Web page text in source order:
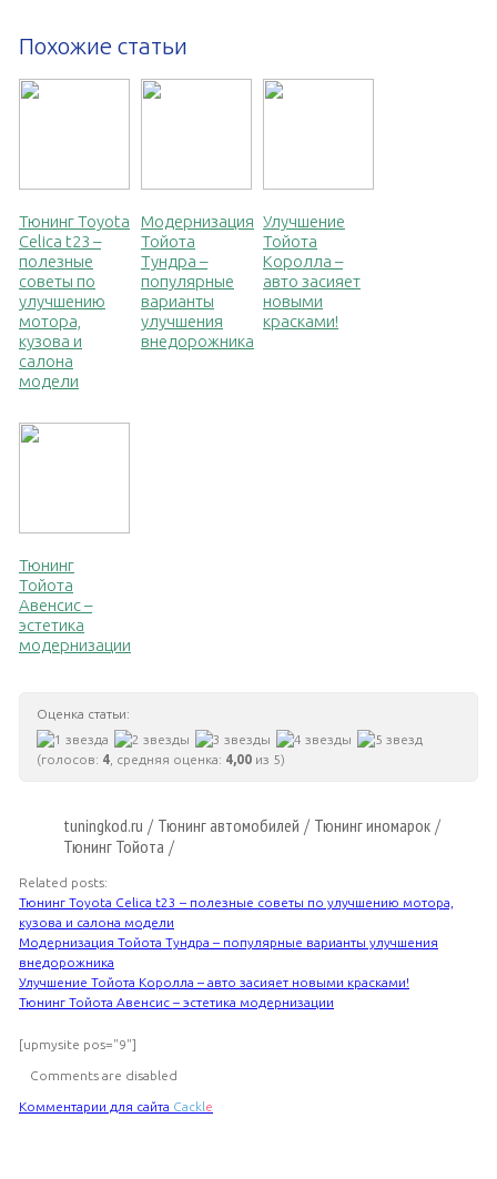
Похожие статьи
Тюнинг Toyota
Celica t23 –
полезные
советы по
улучшению
мотора,
кузова и
салона
модели
Модернизация
Тойота
Тундра –
популярные
варианты
улучшения
внедорожника
Улучшение
Тойота
Королла –
авто засияет
новыми
красками!
Тюнинг
Тойота
Авенсис –
эстетика
модернизации
Оценка статьи:
(голосов: 4 , средняя оценка: 4,00 из 5)
tuningkod.ru / Тюнинг автомобилей / Тюнинг иномарок /
Тюнинг Тойота /
Related posts:
Тюнинг Toyota Celica t23 – полезные советы по улучшению мотора,
кузова и салона модели
Модернизация Тойота Тундра – популярные варианты улучшения
внедорожника
Улучшение Тойота Королла – авто засияет новыми красками!
Тюнинг Тойота Авенсис – эстетика модернизации
[upmysite pos="9"]
Comments are disabled
Комментарии для сайта Cackle